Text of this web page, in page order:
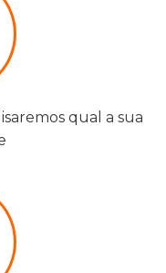
qual a sua